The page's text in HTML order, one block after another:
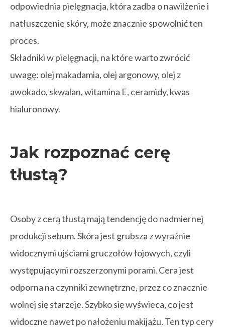
odpowiednia pielęgnacja, która zadba o nawilżenie i
natłuszczenie skóry, może znacznie spowolnić ten
proces.
Składniki w pielęgnacji, na które warto zwrócić
uwagę: olej makadamia, olej argonowy, olej z
awokado, skwalan, witamina E, ceramidy, kwas
hialuronowy.
Jak rozpoznać cerę
tłustą?
Osoby z cerą tłustą mają tendencję do nadmiernej
produkcji sebum. Skóra jest grubsza z wyraźnie
widocznymi ujściami gruczołów łojowych, czyli
występującymi rozszerzonymi porami. Cera jest
odporna na czynniki zewnętrzne, przez co znacznie
wolnej się starzeje. Szybko się wyświeca, co jest
widoczne nawet po nałożeniu makijażu. Ten typ cery